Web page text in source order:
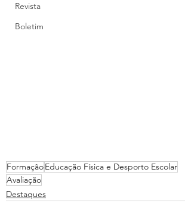
Revista
Boletim
FormaçãoEducação Física e Desporto Escolar
Avaliação
Destaques